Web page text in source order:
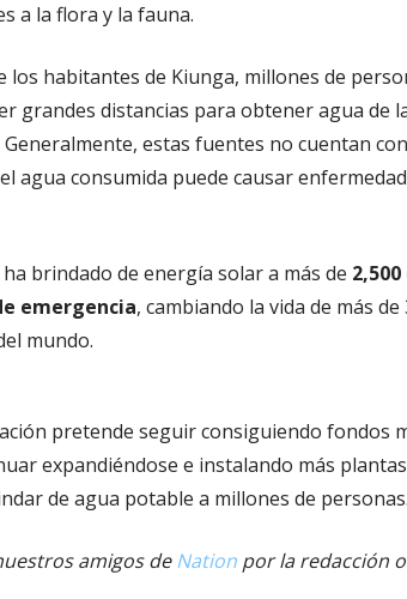
a la flora y la fauna.
los habitantes de Kiunga, millones de
grandes distancias para obtener agua de
estas fuentes no cuentan
agua consumida puede causar
brindado de energía solar a más de
emergencia, cambiando la vida de más
mundo.
pretende seguir consiguiendo fondos
expandiéndose e instalando más
de agua potable a millones de personas.
amigos deNation por la redacción